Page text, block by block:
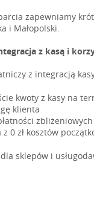
zapewniamy
i Małopolski.
z kasą i
z integracją
kwoty z kasy na
klienta
zbliżeniowych
0 zł kosztów
sklepów i